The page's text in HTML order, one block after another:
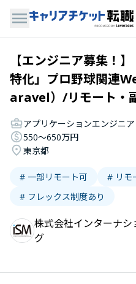
【エンジニア募集！
特化」プロ野球関連
aravel）/リモート・
アプリケーションエンジニア
550〜650万円
東京都
# 一部リモート可
# リモ
# フレックス制度あり
株式会社インターナ
グ